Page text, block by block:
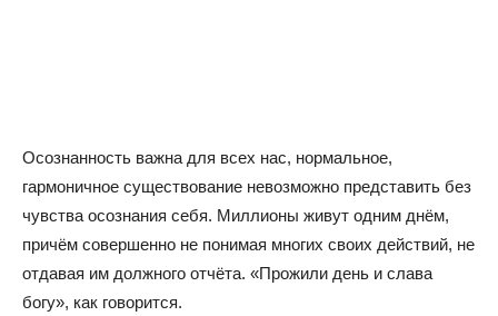
Осознанность важна для всех нас, нормальное,
гармоничное существование невозможно представить без
чувства осознания себя. Миллионы живут одним днём,
причём совершенно не понимая многих своих действий, не
отдавая им должного отчёта. «Прожили день и слава
богу», как говорится.